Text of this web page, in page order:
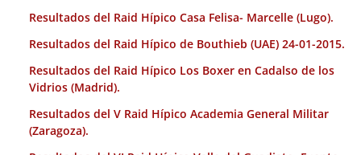
Resultados del Raid Hípico Casa Felisa- Marcelle (Lugo).
Resultados del Raid Hípico de Bouthieb (UAE) 24-01-2015.
Resultados del Raid Hípico Los Boxer en Cadalso de los
Vidrios (Madrid).
Resultados del V Raid Hípico Academia General Militar
(Zaragoza).